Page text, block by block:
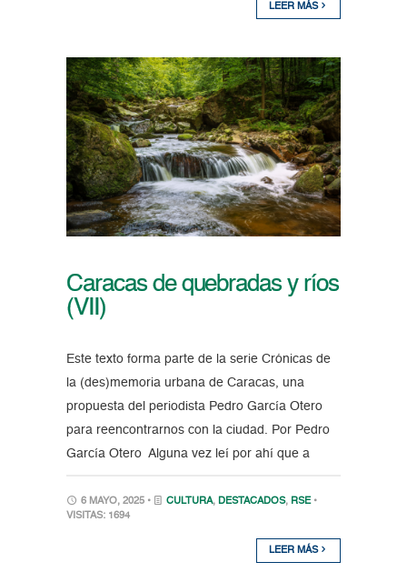
LEER MÁS
Caracas de quebradas y ríos
(VII)
Este texto forma parte de la serie Crónicas de
la (des)memoria urbana de Caracas, una
propuesta del periodista Pedro García Otero
para reencontrarnos con la ciudad. Por Pedro
García Otero Alguna vez leí por ahí que a
6 MAYO, 2025 • CULTURA, DESTACADOS, RSE •
VISITAS: 1694
LEER MÁS